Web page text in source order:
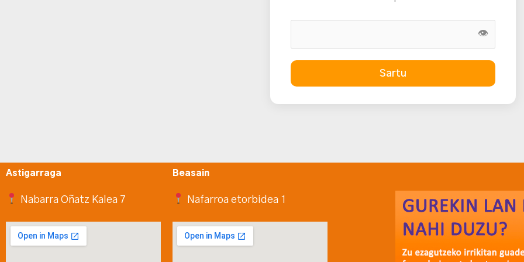
👁
Sartu
Astigarraga
Nabarra Oñatz Kalea 7
Beasain
Nafarroa etorbidea 1